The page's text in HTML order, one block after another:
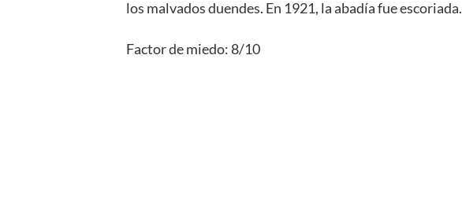
los malvados duendes. En 1921, la abadía fue escoriada.
Factor de miedo: 8/10